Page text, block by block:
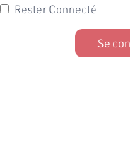
Rester Connecté